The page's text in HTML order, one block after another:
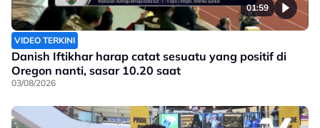
01:59
VIDEO TERKINI
Danish Iftikhar harap catat sesuatu yang positif di
Oregon nanti, sasar 10.20 saat
03/08/2026